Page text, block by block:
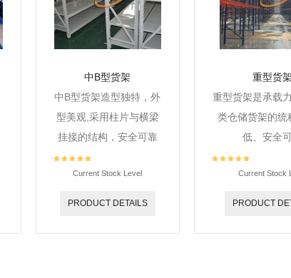
中B型货架
中B型货架造型独特，外
型美观,采用柱片与横梁
挂接的结构，安全可靠
Current Stock Level
PRODUCT DETAILS
重型货架
重型货架是承载
类仓储货架的统
低、安全
Current Stock
PRODUCT